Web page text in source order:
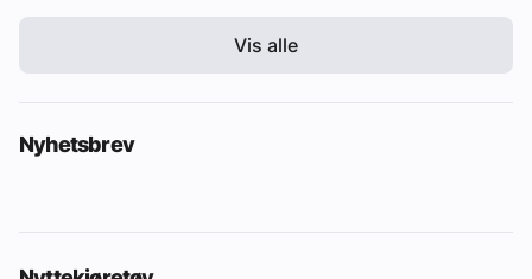
Vis alle
Nyhetsbrev